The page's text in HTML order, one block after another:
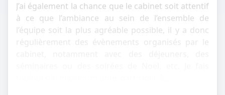
J’ai également la chance que le cabinet soit attentif
à ce que l’ambiance au sein de l’ensemble de
l’équipe soit la plus agréable possible, il y a donc